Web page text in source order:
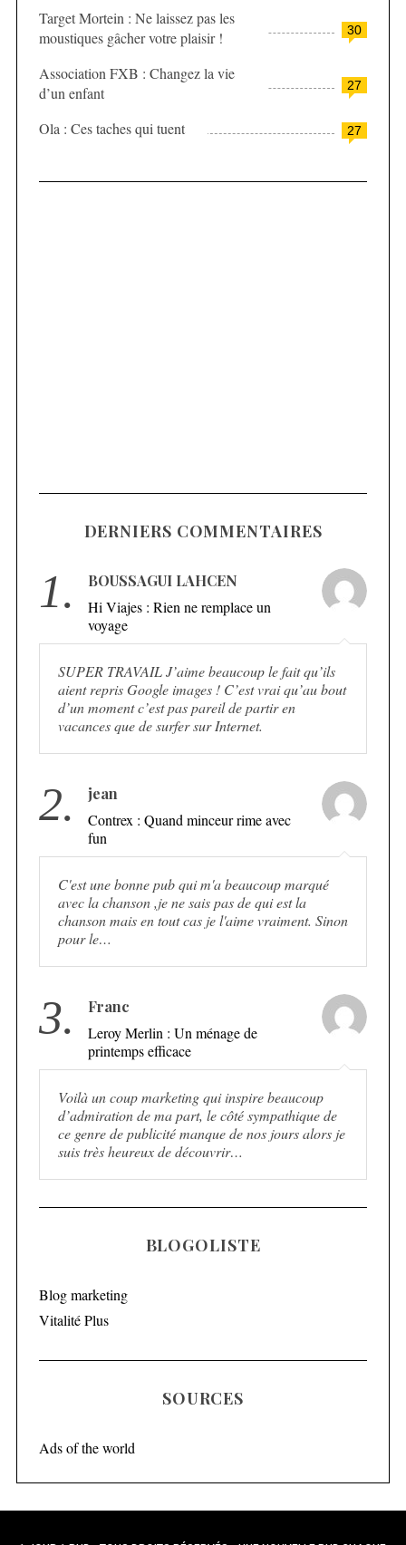
30
Target Mortein : Ne laissez pas les
moustiques gâcher votre plaisir !
27
Association FXB : Changez la vie
d’un enfant
27
Ola : Ces taches qui tuent
DERNIERS COMMENTAIRES
1.
BOUSSAGUI LAHCEN
Hi Viajes : Rien ne remplace un
voyage
SUPER TRAVAIL J’aime beaucoup le fait qu’ils
aient repris Google images ! C’est vrai qu’au bout
d’un moment c’est pas pareil de partir en
vacances que de surfer sur Internet.
2.
jean
Contrex : Quand minceur rime avec
fun
C'est une bonne pub qui m'a beaucoup marqué
avec la chanson ,je ne sais pas de qui est la
chanson mais en tout cas je l'aime vraiment. Sinon
pour le…
3.
Franc
Leroy Merlin : Un ménage de
printemps efficace
Voilà un coup marketing qui inspire beaucoup
d’admiration de ma part, le côté sympathique de
ce genre de publicité manque de nos jours alors je
suis très heureux de découvrir…
BLOGOLISTE
Blog marketing
Vitalité Plus
SOURCES
Ads of the world